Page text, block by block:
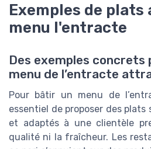
Exemples de plats
menu l'entracte
Des exemples concrets
menu de l’entracte
Pour bâtir un menu de
essentiel de proposer des plats
et adaptés à une clientèle
qualité ni la fraîcheur. Les